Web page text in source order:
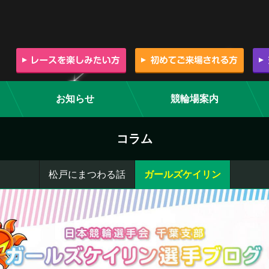
お知らせ 競輪場案内
コラム
松戸にまつわる話 ガールズケイリン